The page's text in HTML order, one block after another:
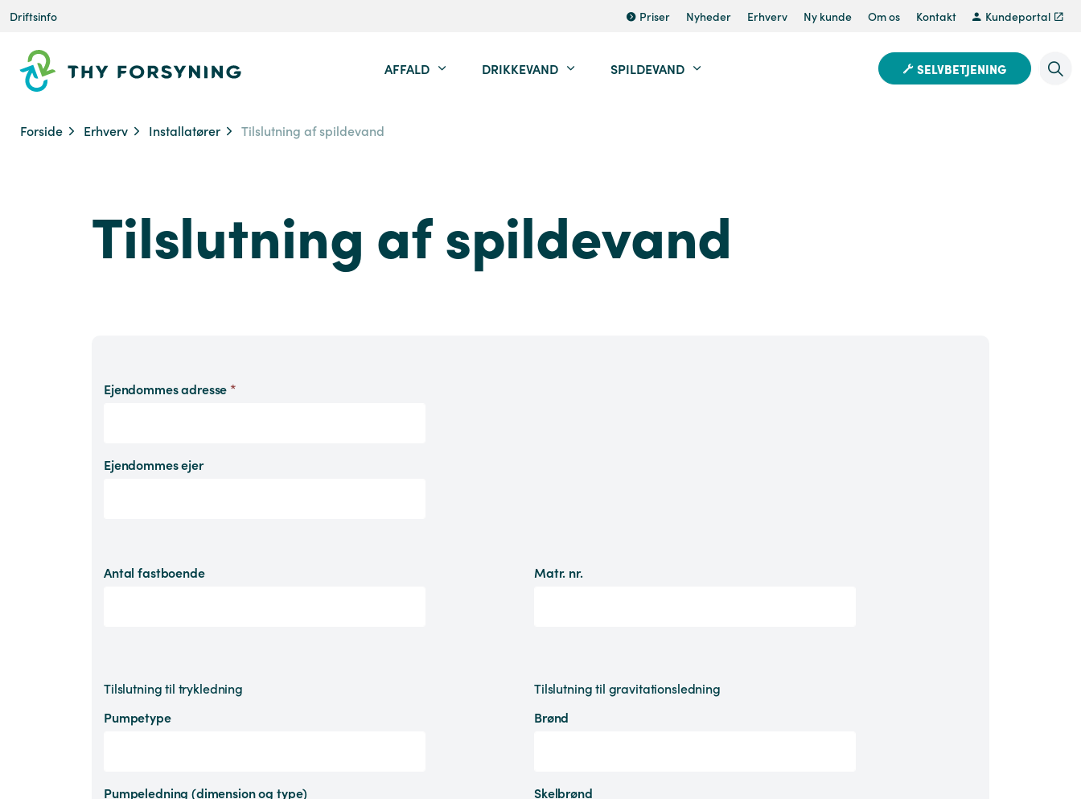
AFFALD DRIKKEVAND SPILDEVAND
Driftsinfo Priser Nyheder Erhverv Ny kunde Om os Kontakt Kundeportal
SELVBETJENING
Forside Erhverv Installatører Tilslutning af spildevand
Tilslutning af spildevand
Ejendommes adresse *
Ejendommes ejer
Antal fastboende Matr. nr.
Tilslutning til trykledning
Pumpetype
Pumpeledning (dimension og type)
Tilslutning til gravitationsledning
Brønd
Skelbrønd